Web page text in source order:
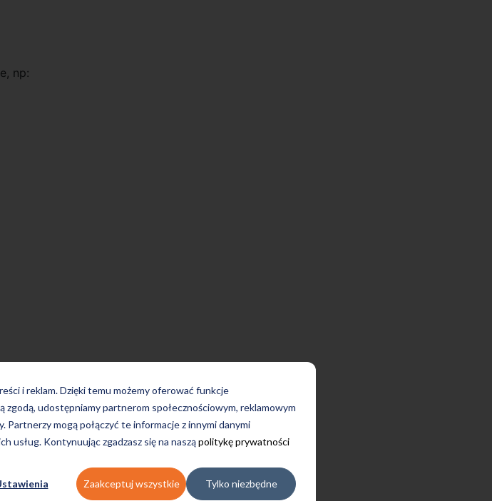
i reklam. Dzięki temu możemy oferować funkcje
zgodą, udostępniamy partnerom społecznościowym, reklamowym
mogą połączyć te informacje z innymi danymi
usług. Kontynuując zgadzasz się na nasząpolitykę prywatności
Zaakceptuj wszystkie Tylko niezbędne
np: